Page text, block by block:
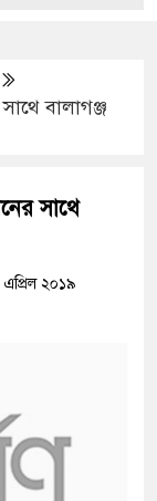
বালাগঞ্জ
সাথে
২০১৯